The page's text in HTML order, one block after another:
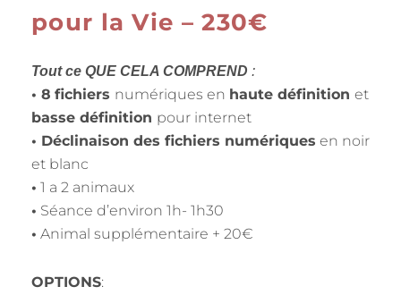
pour la Vie – 230€
Tout ce QUE CELA COMPREND :
• 8 fichiers numériques en haute définition et
basse définition pour internet
• Déclinaison des fichiers numériques en noir
et blanc
• 1 a 2 animaux
• Séance d’environ 1h- 1h30
• Animal supplémentaire + 20€
OPTIONS: